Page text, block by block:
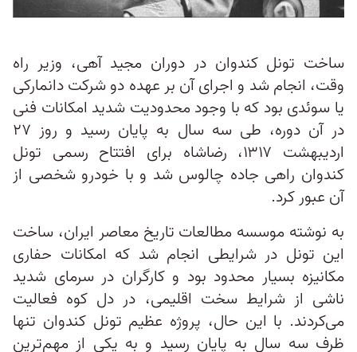
ساخت تونل کندوان در دوران مجید آهی، وزیر راه
وقت، انجام شد و اجرای آن بر عهده دو شرکت دانمارکی
یا سوئدی بود که با وجود محدودیت‌ شدید امکانات فنی
در آن دوره، طی سه سال به پایان رسید و روز ۲۷
اردیبهشت‌ ۱۳۱۷، رضاشاه برای افتتاح رسمی تونل
کندوان راهی جاده چالوس شد و با خودرو شخصی از
آن عبور کرد.
به نوشته موسسه مطالعات تاریخ معاصر ایران، ساخت
این تونل در شرایطی انجام شد که امکانات حفاری
مکانیزه بسیار محدود بود و کارگران در سرمای شدید
ناشی از شرایط سخت اقلیمی، در دل کوه فعالیت
می‌کردند. با این حال، پروژه عظیم تونل کندوان تنها
ظرف سه سال به پایان رسید و به یکی از مهم‌ترین